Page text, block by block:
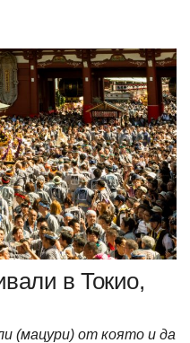
в Токио,
(мацури) от която и да